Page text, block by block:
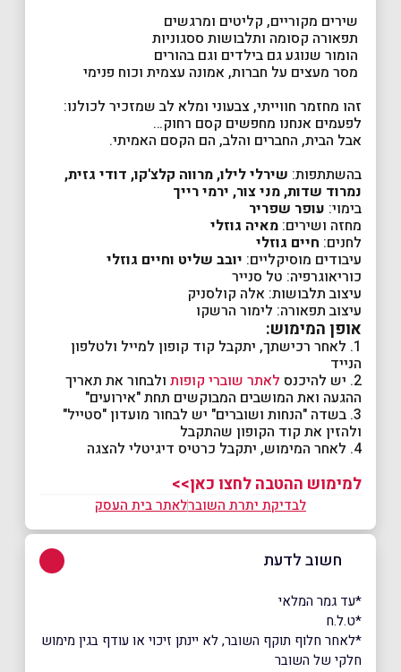
שירים מקוריים, קליטים ומרגשים
תפאורה קסומה ותלבושות ססגוניות
הומור שנוגע גם בילדים וגם בהורים
מסר מעצים על חברות, אמונה עצמית וכוח פנימי
זהו מחזמר חווייתי, צבעוני ומלא לב שמזכיר לכולנו:
לפעמים אנחנו מחפשים קסם רחוק…
אבל הבית, החברים והלב, הם הקסם האמיתי.
בהשתתפות: שירלי לילו, מרווה קלצ'קו, דודי גזית,
נמרוד שדות, מני צור, ירמי רייך
בימוי: עופר שפריר
מחזה ושירים: מאיה גוזלי
לחנים: חיים גוזלי
עיבודים מוסיקליים: יובב שליט וחיים גוזלי
כוריאוגרפיה: טל סנייר
עיצוב תלבושות: אלה קולסניק
עיצוב תפאורה: לימור הרשקו
אופן המימוש:
1. לאחר רכישתך, יתקבל קוד קופון למייל ולטלפון
הנייד
2. יש להיכנס לאתר שוברי קופות ולבחור את תאריך
ההגעה ואת המושבים המבוקשים תחת "אירועים"
3. בשדה "הנחות ושוברים" יש לבחור מועדון "סטייל"
ולהזין את קוד הקופון שהתקבל
4. לאחר המימוש, יתקבל כרטיס דיגיטלי להצגה
למימוש ההטבה לחצו כאן>>
לבדיקת יתרת השוברלאתר בית העסק
חשוב לדעת
*עד גמר המלאי
*ט.ל.ח
*לאחר חלוף תוקף השובר, לא יינתן זיכוי או עודף בגין מימוש
חלקי של השובר